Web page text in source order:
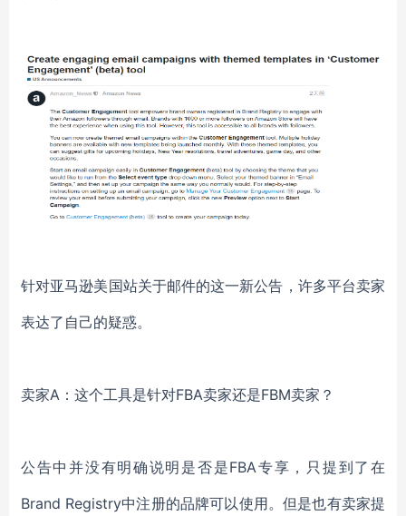
针对亚马逊美国站关于邮件的这一新公告，许多平台卖家
表达了自己的疑惑。
卖家A：这个工具是针对FBA卖家还是FBM卖家？
公告中并没有明确说明是否是FBA专享，只提到了在
Brand Registry中注册的品牌可以使用。但是也有卖家提